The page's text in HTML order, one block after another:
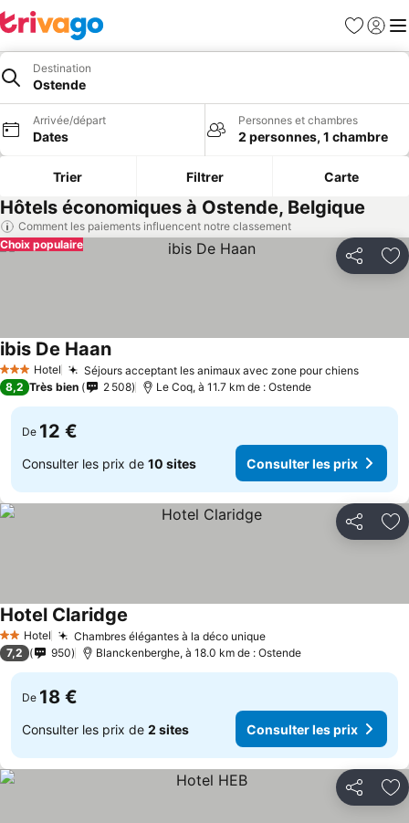
Favoris
Se
Destination
Ostende
Arrivée/départ
Dates
Personnes et chambres
2 personnes, 1 chambre
Trier Filtrer Carte
Hôtels économiques à Ostende, Belgique
Comment les paiements influencent notre classement
Partager
Choix populaire
3 ÉtoilesHotel Séjours acceptant les animaux avec zone pour chiens
ibis De HaanConsulter les prix
8,2 Très bien 2 508 Le Coq, à 11.7 km de : Ostende
De 12 €
Consulter les prix de 10 sites Consulter les prix
Partager
2 Étoiles
Hotel Chambres élégantes à la déco uniqueConsulter les prix
Hotel Claridge
7,2 950 Blanckenberghe, à 18.0 km de : Ostende
De 18 €
Consulter les prix de 2 sites Consulter les prix
Partager